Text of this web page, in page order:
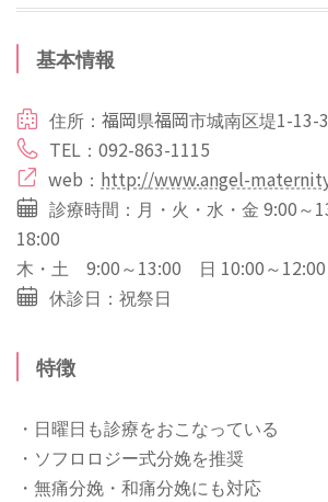
基本情報
住所：福岡県福岡市城南区堤1-13-
TEL：092-863-1115
web： http://www.angel-
診療時間：月・火・水・金 9:00～
18:00
木・土 9:00～13:00 日 10:00～12:00
休診日：祝祭日
特徴
・日曜日も診療をおこなっている
・ソフロロジー式分娩を推奨
・無痛分娩・和痛分娩にも対応